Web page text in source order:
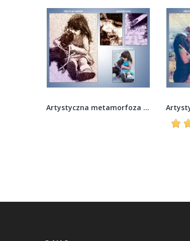
Artystyczna metamorfoza zdjęcia - Typograficzny...